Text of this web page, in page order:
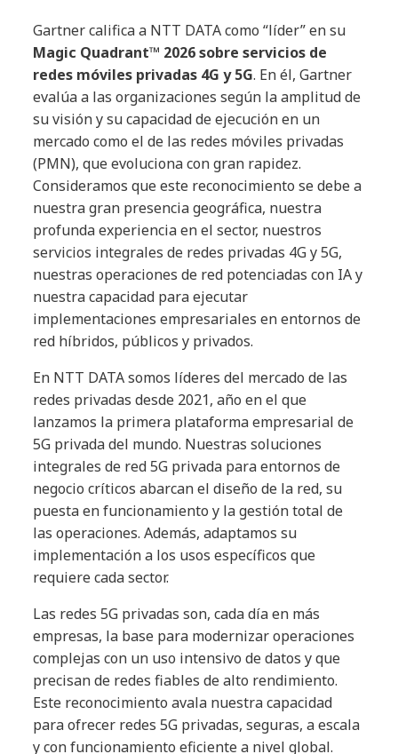
Gartner califica a NTT DATA como “líder” en su
Magic Quadrant™ 2026 sobre servicios de
redes móviles privadas 4G y 5G. En él, Gartner
evalúa a las organizaciones según la amplitud de
su visión y su capacidad de ejecución en un
mercado como el de las redes móviles privadas
(PMN), que evoluciona con gran rapidez.
Consideramos que este reconocimiento se debe a
nuestra gran presencia geográfica, nuestra
profunda experiencia en el sector, nuestros
servicios integrales de redes privadas 4G y 5G,
nuestras operaciones de red potenciadas con IA y
nuestra capacidad para ejecutar
implementaciones empresariales en entornos de
red híbridos, públicos y privados.
En NTT DATA somos líderes del mercado de las
redes privadas desde 2021, año en el que
lanzamos la primera plataforma empresarial de
5G privada del mundo. Nuestras soluciones
integrales de red 5G privada para entornos de
negocio críticos abarcan el diseño de la red, su
puesta en funcionamiento y la gestión total de
las operaciones. Además, adaptamos su
implementación a los usos específicos que
requiere cada sector.
Las redes 5G privadas son, cada día en más
empresas, la base para modernizar operaciones
complejas con un uso intensivo de datos y que
precisan de redes fiables de alto rendimiento.
Este reconocimiento avala nuestra capacidad
para ofrecer redes 5G privadas, seguras, a escala
y con funcionamiento eficiente a nivel global.